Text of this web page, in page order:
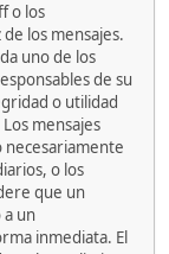
o los
los mensajes.
uno de los
de su
o utilidad
mensajes
necesariamente
o los
que un
a un
inmediata. El